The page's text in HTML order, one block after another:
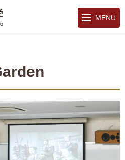
MENU